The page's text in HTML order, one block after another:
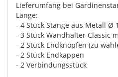
Lieferumfang bei
Länge:
- 4 Stück Stange aus Metall Ø
- 3 Stück Wandhalter Classic
- 2 Stück Endknöpfen (zu
- 2 Stück Endkappen
- 2 Verbindungsstück